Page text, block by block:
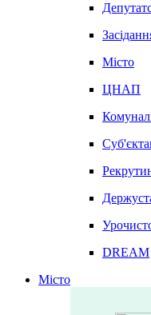
Місто
ЦНАП
DREAM
Місто